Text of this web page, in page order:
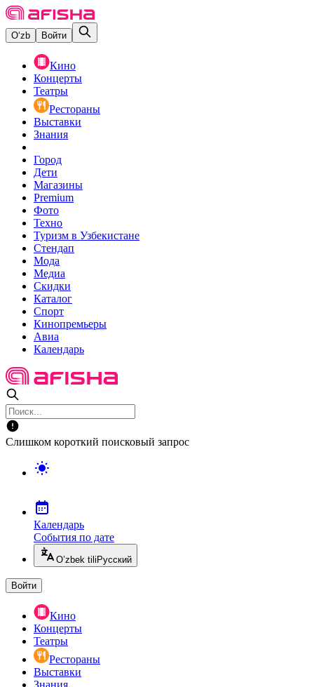
O‘zb Войти
Кино
Концерты
Театры
Рестораны
Выставки
Знания
Город
Дети
Магазины
Premium
Фото
Техно
Туризм в Узбекистане
Стендап
Мода
Медиа
Скидки
Каталог
Спорт
Кинопремьеры
Авиа
Календарь
Слишком короткий поисковый запрос
Календарь
События по дате
O’zbek tili Русский
Войти
Кино
Концерты
Театры
Рестораны
Выставки